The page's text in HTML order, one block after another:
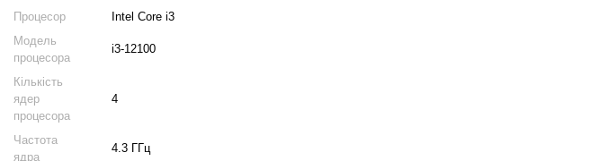
Процесор
Intel Core i3
Модель
процесора
i3-12100
Кількість
ядер
процесора
4
Частота
ядра
4.3 ГГц